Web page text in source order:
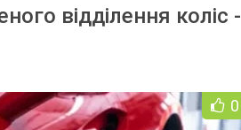
відділення коліс -
0